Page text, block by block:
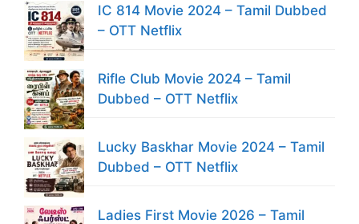
IC 814 Movie 2024 – Tamil Dubbed
– OTT Netflix
Rifle Club Movie 2024 – Tamil
Dubbed – OTT Netflix
Lucky Baskhar Movie 2024 – Tamil
Dubbed – OTT Netflix
Ladies First Movie 2026 – Tamil